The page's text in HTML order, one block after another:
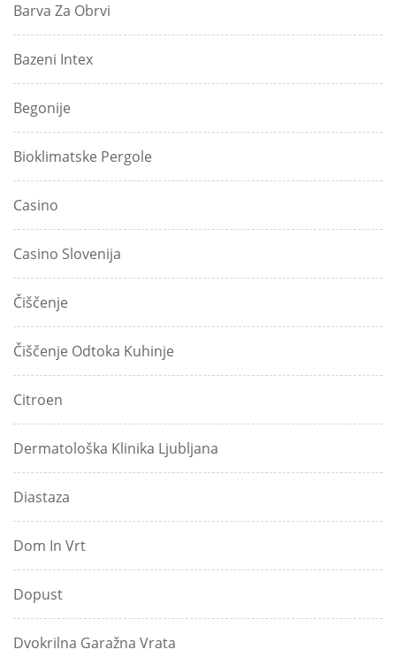
Barva Za Obrvi
Bazeni Intex
Begonije
Bioklimatske Pergole
Casino
Casino Slovenija
Čiščenje
Čiščenje Odtoka Kuhinje
Citroen
Dermatološka Klinika Ljubljana
Diastaza
Dom In Vrt
Dopust
Dvokrilna Garažna Vrata